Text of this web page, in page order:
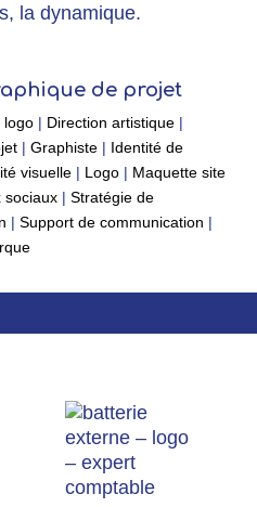
la dynamique.
de projet
logo| Direction artistique|
| Graphiste| Identité de
visuelle| Logo| Maquette site
sociaux| Stratégie de
| Support de communication |